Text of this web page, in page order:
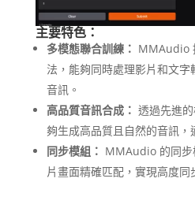
主要特色：
多模態聯合訓練： MMAudio
法，能夠同時處理影片和文
音訊。
高品質音訊合成： 透過先進
夠生成高品質且自然的音訊，
同步模組： MMAudio 的同步
片畫面精確匹配，實現高度同